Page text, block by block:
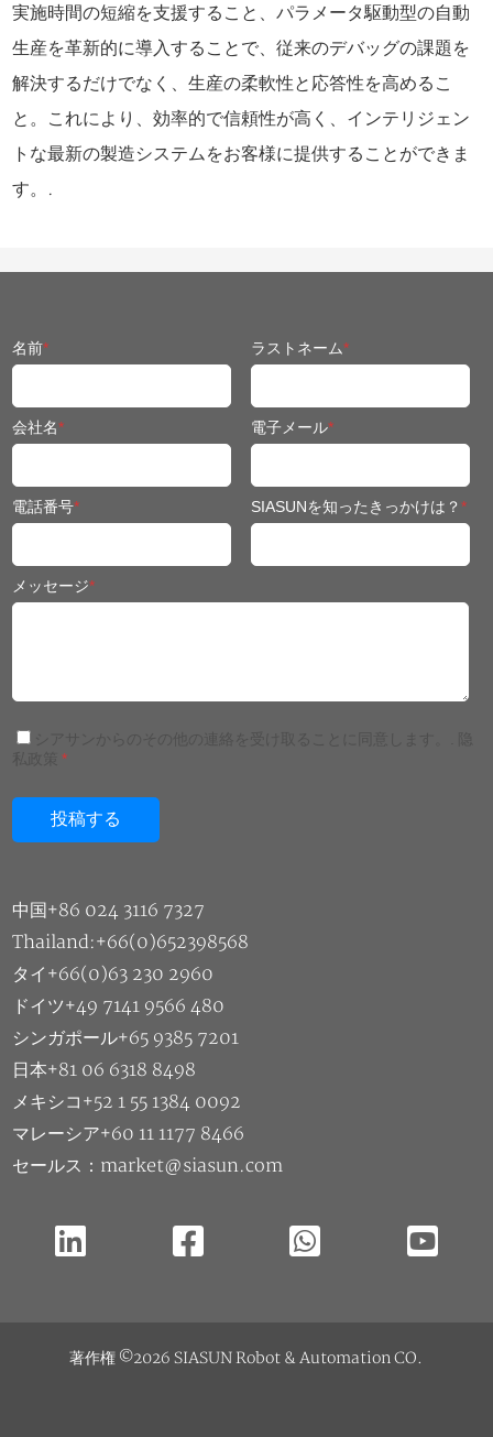
実施時間の短縮を支援すること、パラメータ駆動型の自動
生産を革新的に導入することで、従来のデバッグの課題を
解決するだけでなく、生産の柔軟性と応答性を高めるこ
と。これにより、効率的で信頼性が高く、インテリジェン
トな最新の製造システムをお客様に提供することができま
す。.
名前* ラストネーム*
会社名* 電子メール*
電話番号* SIASUNを知ったきっかけは？*
メッセージ*
*
中国+86 024 3116 7327
Thailand:+66(0)652398568
タイ+66(0)63 230 2960
ドイツ+49 7141 9566 480
シンガポール+65 9385 7201
日本+81 06 6318 8498
メキシコ+52 1 55 1384 0092
マレーシア+60 11 1177 8466
セールス：market@siasun.com
著作権 ©2026 SIASUN Robot & Automation CO.